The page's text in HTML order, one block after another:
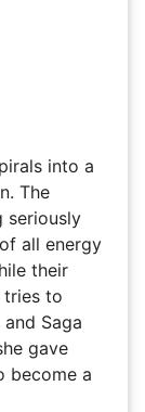
into a
The
seriously
all energy
their
tries to
Saga
gave
become a